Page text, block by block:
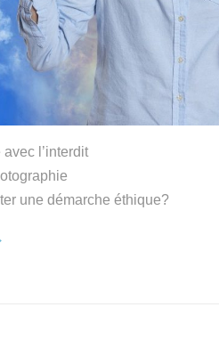
l’interdit
une démarche éthique?